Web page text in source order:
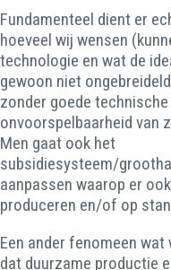
Fundamenteel dient er
hoeveel wij wensen
technologie en wat de
gewoon niet
zonder goede
onvoorspelbaarheid van
Men gaat ook het
subsidiesysteem/
aanpassen waarop er
produceren en/of op
Een ander fenomeen
dat duurzame productie